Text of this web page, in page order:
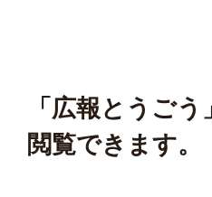
「広報とうご
閲覧できます。